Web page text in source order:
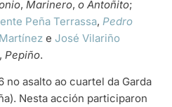
, Marinero, o Antoñito;
Peña Terrassa, Pedro
e José Vilariño
, Pepiño.
no asalto ao cuartel da Garda
Nesta acción participaron